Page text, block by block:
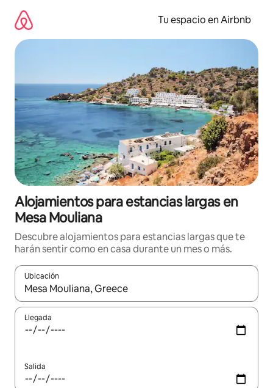
contenido
Tu espacio en Airbnb
Alojamientos para estancias largas en
Mesa Mouliana
Descubre alojamientos para estancias largas que te
harán sentir como en casa durante un mes o más.
Ubicación
Cuando los resultados estén disponibles, podrás navegar
Llegada
Salida